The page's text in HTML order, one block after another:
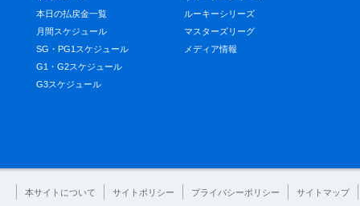
本日の払戻金一覧
月間スケジュール
SG・PG1スケジュール
G1・G2スケジュール
G3スケジュール
ルーキーシリーズ
マスターズリーグ
メディア情報
本サイトについて サイトポリシー プライバシーポリシー サイトマップ